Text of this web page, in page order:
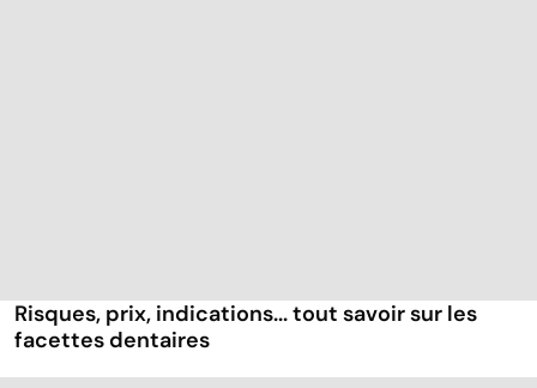
Risques, prix, indications... tout savoir sur les
facettes dentaires